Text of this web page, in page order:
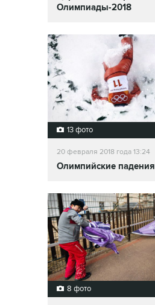
Олимпиады-2018
13 фото
20 февраля 2018 года 13:24
Олимпийские падения
8 фото